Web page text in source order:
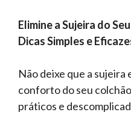
Elimine a Sujeira do
Dicas Simples e
Não deixe que a sujeira
conforto do seu
práticos e